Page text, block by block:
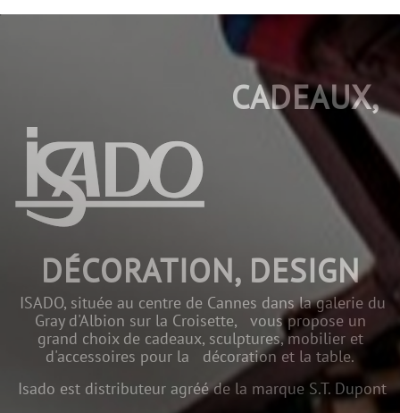
CADEAUX,
DÉCORATION, DESIGN
ISADO, située au centre de Cannes dans la galerie du
Gray d'Albion sur la Croisette, vous propose un
grand choix de cadeaux, sculptures, mobilier et
d'accessoires pour la décoration et la table.
Isado est distributeur agréé de la marque S.T. Dupont